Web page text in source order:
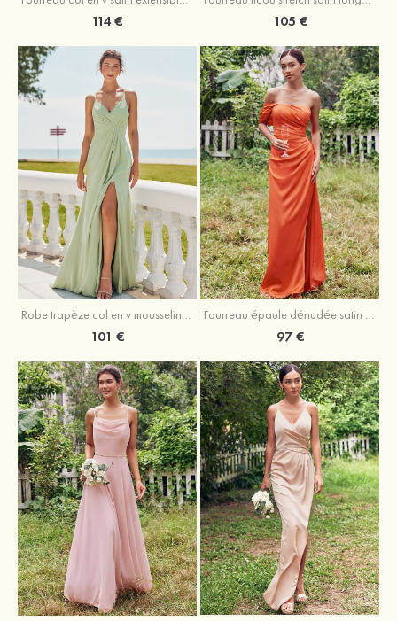
114 € 105 €
Robe trapèze col en v mousseline ras du sol robe de demoiselle d'honneur
101 €
Fourreau épaule dénudée satin extensible ras du sol robe de demoiselle d'honneur
97 €